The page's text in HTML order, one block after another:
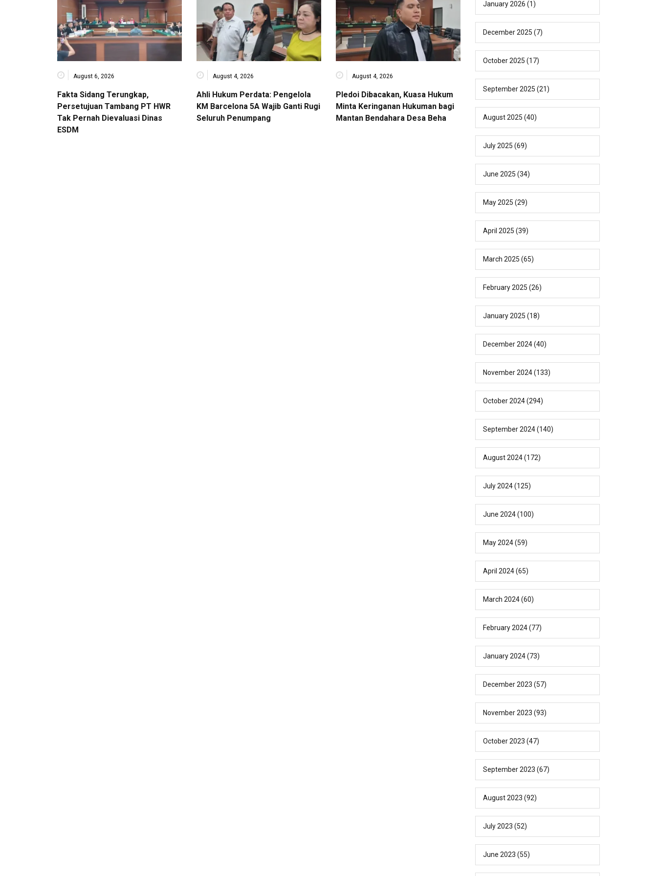
August 6, 2026
Fakta Sidang Terungkap,
Persetujuan Tambang PT HWR
Tak Pernah Dievaluasi Dinas
ESDM
August 4, 2026
Ahli Hukum Perdata: Pengelola
KM Barcelona 5A Wajib Ganti Rugi
Seluruh Penumpang
August 4, 2026
Pledoi Dibacakan, Kuasa Hukum
Minta Keringanan Hukuman bagi
Mantan Bendahara Desa Beha
January 2026 (1)
December 2025 (7)
October 2025 (17)
September 2025 (21)
August 2025 (40)
July 2025 (69)
June 2025 (34)
May 2025 (29)
April 2025 (39)
March 2025 (65)
February 2025 (26)
January 2025 (18)
December 2024(40)
November 2024(133)
October 2024(294)
September 2024(140)
August 2024(172)
July 2024(125)
June 2024(100)
May 2024(59)
April 2024(65)
March 2024(60)
February 2024(77)
January 2024(73)
December 2023 (57)
November 2023 (93)
October 2023 (47)
September 2023 (67)
August 2023 (92)
July 2023 (52)
June 2023 (55)